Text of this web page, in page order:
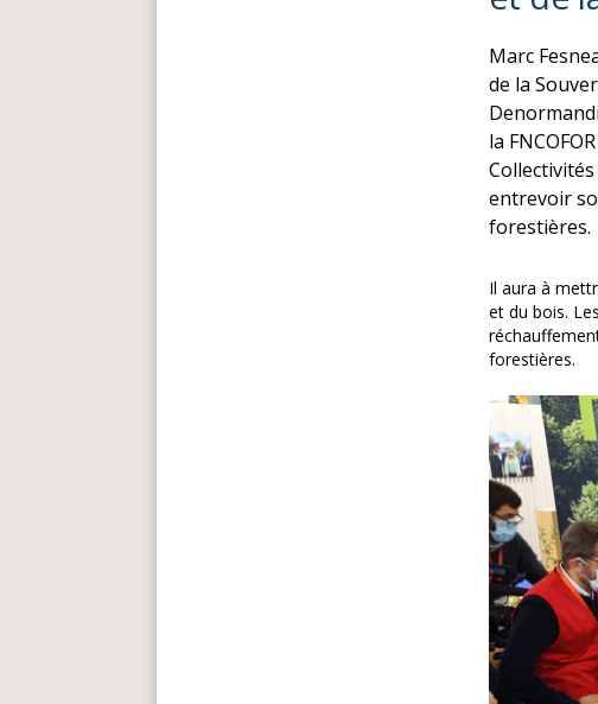
Marc
de la
la
entrevoir
forestières.
Il aura à
et du bois.
forestières.